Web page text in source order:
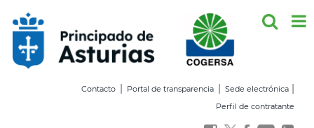
contenido
Contacto | Portal de transparencia | Sede electrónica |
Perfil de contratante